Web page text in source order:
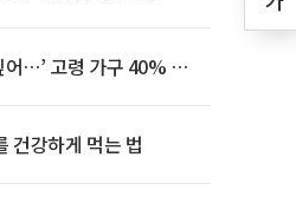
어…’ 고령 가구 40% 노
건강하게 먹는 법